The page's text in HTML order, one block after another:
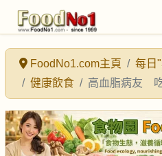
FoodNo1.com主頁 每日
健康飲食
高血脂病友 吃